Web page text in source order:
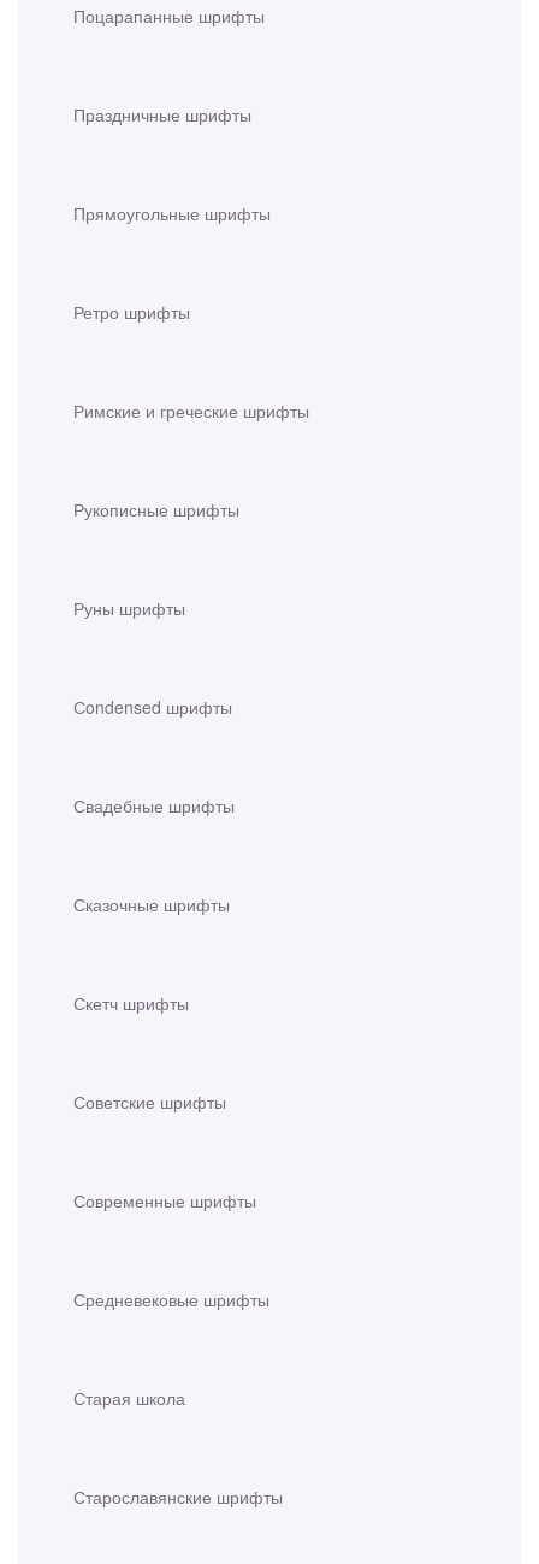
Поцарапанные шрифты
Праздничные шрифты
Прямоугольные шрифты
Ретро шрифты
Римские и греческие шрифты
Рукописные шрифты
Руны шрифты
Сondensed шрифты
Свадебные шрифты
Сказочные шрифты
Скетч шрифты
Советские шрифты
Современные шрифты
Средневековые шрифты
Старая школа
Старославянские шрифты